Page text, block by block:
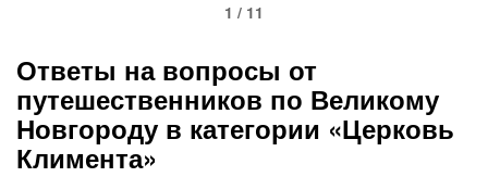
1 / 11
Ответы на вопросы от
путешественников по Великому
Новгороду в категории «Церковь
Климента»